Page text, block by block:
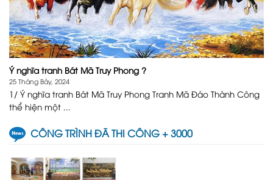
Ý nghĩa tranh Bát Mã Truy Phong ?
25 Tháng Bảy, 2024
1/ Ý nghĩa tranh Bát Mã Truy Phong Tranh Mã Đáo Thành Công
thể hiện một ...
CÔNG TRÌNH ĐÃ THI CÔNG + 3000